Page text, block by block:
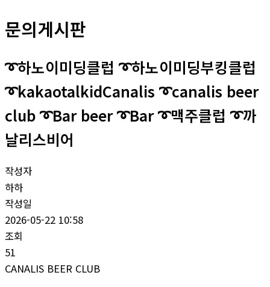
문의게시판
➰하노이미딩클럽 ➰하노이미딩부킹클럽
➰kakaotalkidCanalis ➰canalis beer
club ➰Bar beer ➰Bar ➰맥주클럽 ➰까
날리스비어
작성자
하하
작성일
2026-05-22 10:58
조회
51
CANALIS BEER CLUB